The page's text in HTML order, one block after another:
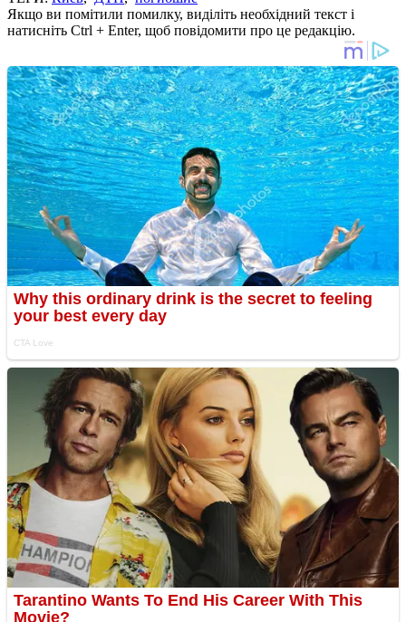
Якщо ви помітили помилку, виділіть необхідний текст і
натисніть Ctrl + Enter, щоб повідомити про це редакцію.